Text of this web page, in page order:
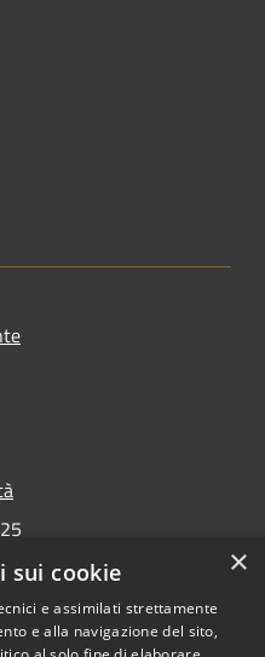
×
sui cookie
e assimilati strettamente
e alla navigazione del sito,